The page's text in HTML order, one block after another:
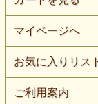
マイページへ
お気に入りリス
ご利用案内